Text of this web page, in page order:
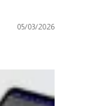
05/03/2026